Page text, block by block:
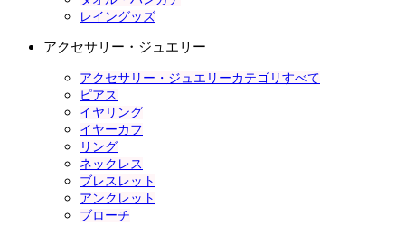
レイングッズ
アクセサリー・ジュエリー
アクセサリー・ジュエリーカテゴリすべて
ピアス
イヤリング
イヤーカフ
リング
ネックレス
ブレスレット
アンクレット
ブローチ